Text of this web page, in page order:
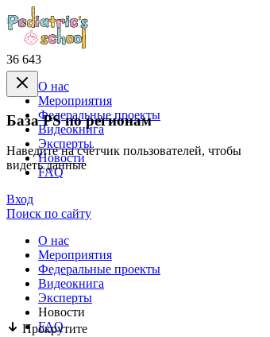
36 643
База PS по регионам
Наведите на счётчик пользователей, чтобы
видеть данные
Прокрутите
О нас
Mероприятия
Федеральные проекты
Видеокнига
Эксперты
Новости
FAQ
Вход
Поиск по сайту
О нас
Mероприятия
Федеральные проекты
Видеокнига
Эксперты
Новости
FAQ